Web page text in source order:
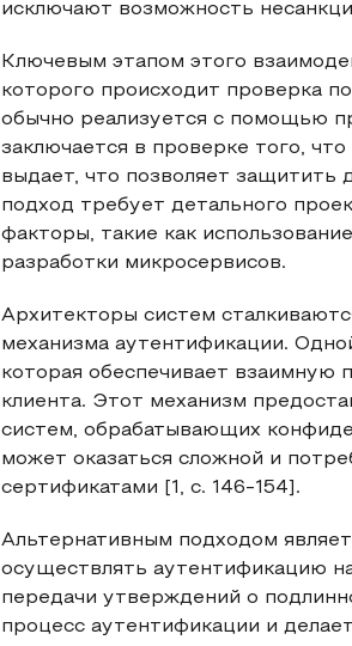
исключают возможность
Ключевым этапом этого
которого происходит проверка
обычно реализуется с помощью
заключается в проверке того,
выдает, что позволяет защитить
подход требует детального
факторы, такие как
разработки микросервисов.
Архитекторы систем
механизма аутентификации.
которая обеспечивает взаимную
клиента. Этот механизм
систем, обрабатывающих
может оказаться сложной и
сертификатами [1, с. 146-154].
Альтернативным подходом
осуществлять аутентификацию
передачи утверждений о
процесс аутентификации и